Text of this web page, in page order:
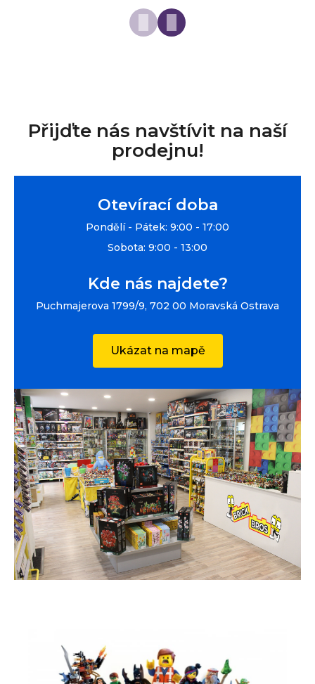
Přijďte nás navštívit na naší
prodejnu!
Otevírací doba
Pondělí - Pátek: 9:00 - 17:00
Sobota: 9:00 - 13:00
Kde nás najdete?
Puchmajerova 1799/9, 702 00 Moravská Ostrava
Ukázat na mapě